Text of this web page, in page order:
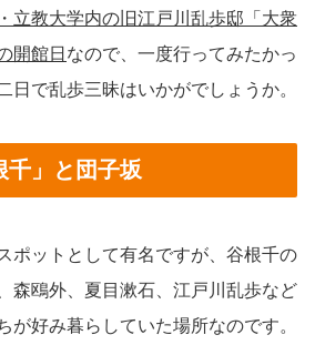
立教大学内の旧江戸川乱歩邸「大衆
開館日 なので、一度行ってみたかっ
日で乱歩三昧はいかがでしょうか。
千」と団子坂
ポットとして有名ですが、谷根千の
森鴎外、夏目漱石、江戸川乱歩など
が好み暮らしていた場所なのです。